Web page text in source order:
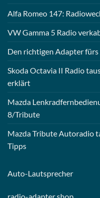
Alfa Romeo 147:
VW Gamma 5 Radio
Den richtigen Adapter
Skoda Octavia II Radio
erklärt
Mazda
8/Tribute
Mazda Tribute Autoradio
Tipps
Auto-Lautsprecher